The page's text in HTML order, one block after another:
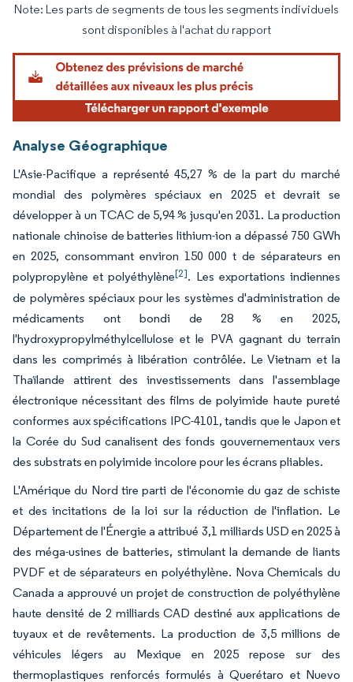
Image © Mordor Intelligence. La réutilisation nécessite une attribution sous CC BY
Note: Les parts de segments de tous les segments individuels
sont disponibles à l'achat du rapport
Analyse Géographique
L'Asie-Pacifique a représenté 45,27 % de la part du marché
mondial des polymères spéciaux en 2025 et devrait se
développer à un TCAC de 5,94 % jusqu'en 2031. La production
nationale chinoise de batteries lithium-ion a dépassé 750 GWh
en 2025, consommant environ 150 000 t de séparateurs en
polypropylène et polyéthylène[2]. Les exportations indiennes
de polymères spéciaux pour les systèmes d'administration de
médicaments ont bondi de 28 % en 2025,
l'hydroxypropylméthylcellulose et le PVA gagnant du terrain
dans les comprimés à libération contrôlée. Le Vietnam et la
Thaïlande attirent des investissements dans l'assemblage
électronique nécessitant des films de polyimide haute pureté
conformes aux spécifications IPC-4101, tandis que le Japon et
la Corée du Sud canalisent des fonds gouvernementaux vers
des substrats en polyimide incolore pour les écrans pliables.
L'Amérique du Nord tire parti de l'économie du gaz de schiste
et des incitations de la loi sur la réduction de l'inflation. Le
Département de l'Énergie a attribué 3,1 milliards USD en 2025 à
des méga-usines de batteries, stimulant la demande de liants
PVDF et de séparateurs en polyéthylène. Nova Chemicals du
Canada a approuvé un projet de construction de polyéthylène
haute densité de 2 milliards CAD destiné aux applications de
tuyaux et de revêtements. La production de 3,5 millions de
véhicules légers au Mexique en 2025 repose sur des
thermoplastiques renforcés formulés à Querétaro et Nuevo